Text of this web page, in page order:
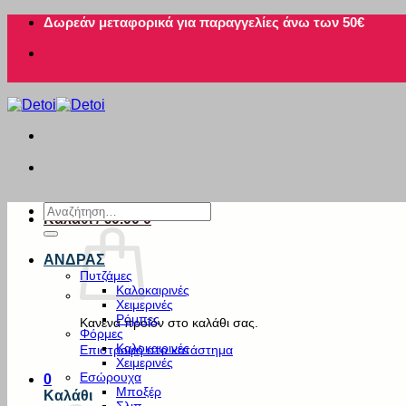
Μετάβαση
περιεχόμενο
Δωρεάν μεταφορικά για παραγγελίες άνω των 50€
Καλάθι /€0.00 0
Κανένα προϊόν στο καλάθι σας.
Επιστροφή στο κατάστημα
0
Καλάθι
Αναζήτηση
για:
ΑΝΔΡΑΣ
Πυτζάμες
Καλοκαιρινές
Χειμερινές
Ρόμπες
Φόρμες
Καλοκαιρινές
Χειμερινές
Εσώρουχα
Μποξέρ